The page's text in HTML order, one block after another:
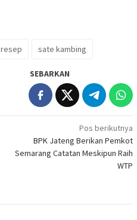
resep sate kambing
SEBARKAN
Pos berikutnya
BPK Jateng Berikan Pemkot
Semarang Catatan Meskipun Raih
WTP